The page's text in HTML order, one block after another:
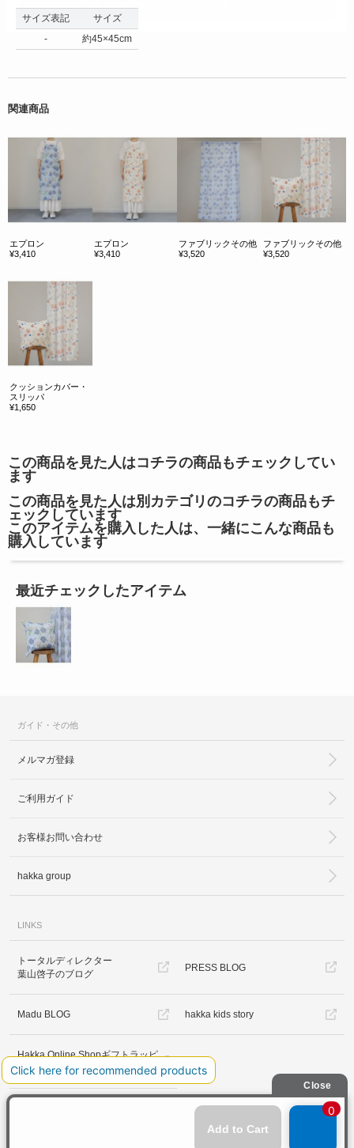
サイズ表記
サイズ
-
約45×45cm
関連商品
エプロン
¥3,410
エプロン
¥3,410
ファブリックその他
¥3,520
ファブリックその他
¥3,520
クッションカバー・
スリッパ
¥1,650
この商品を見た人はコチラの商品もチェックしてい
ます
この商品を見た人は別カテゴリのコチラの商品もチ
ェックしています
このアイテムを購入した人は、一緒にこんな商品も
購入しています
最近チェックしたアイテム
ガイド・その他
メルマガ登録
ご利用ガイド
お客様お問い合わせ
hakka group
LINKS
トータルディレクター
葉山啓子のブログ
PRESS BLOG
Madu BLOG hakka kids story
Hakka Online Shopギフトラッピ
ング